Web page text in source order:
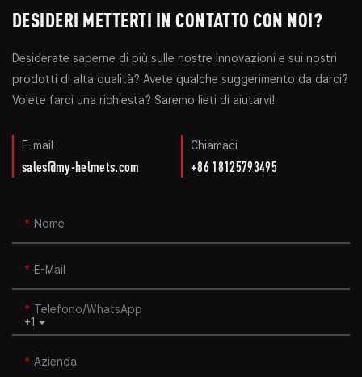
DESIDERI METTERTI IN CONTATTO CON NOI?
Desiderate saperne di più sulle nostre innovazioni e sui nostri
prodotti di alta qualità? Avete qualche suggerimento da darci?
Volete farci una richiesta? Saremo lieti di aiutarvi!
E-mail
sales@my-helmets.com
Chiamaci
+86 18125793495
Nome
E-Mail
+1
Telefono/WhatsApp
Azienda